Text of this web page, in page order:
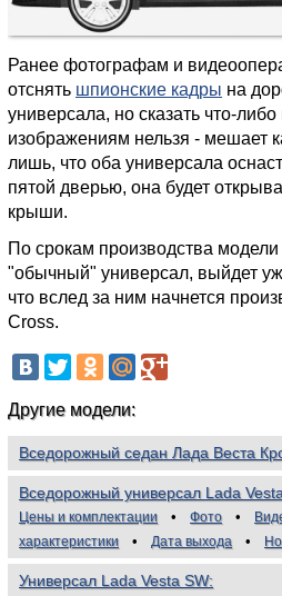
Ранее фотографам и
отснять шпионские кадры на
универсала, но сказать что-
изображениям нельзя - мешает
лишь, что оба универсала
пятой дверью, она будет
крыши.
По срокам производства модели
"обычный" универсал, выйдет
что вслед за ним начнется
Cross.
Другие модели:
Вседорожный седан Лада Веста
Вседорожный универсал Lada
Цены и комплектации Фото
характеристики
Дата выхода
Универсал Lada Vesta SW